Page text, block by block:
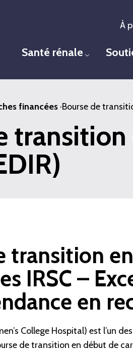
À
Santé rénale Toggle
financées·Bourse de
transition
IRSC –
en
College Hospital) est l’un
de transition en début de